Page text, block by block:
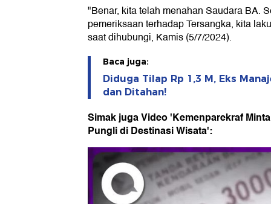
"Benar, kita telah menahan Saudara BA.
pemeriksaan terhadap Tersangka, kita
saat dihubungi, Kamis (5/7/2024).
Baca juga:
Diduga Tilap Rp 1,3 M, Eks
dan Ditahan!
Simak juga Video 'Kemenparekraf
Pungli di Destinasi Wisata':